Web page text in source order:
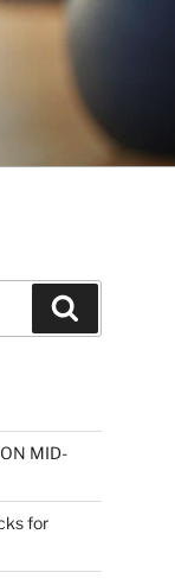
MID-
for